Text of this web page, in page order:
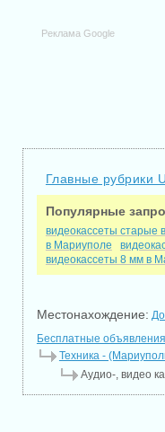
Реклама Google
Главные рубрики
Популярные
видеокассеты старые
в Мариуполе
видеокассеты 8 мм в
Местонахождение:
Бесплатные
Техника -
Аудио-, видео